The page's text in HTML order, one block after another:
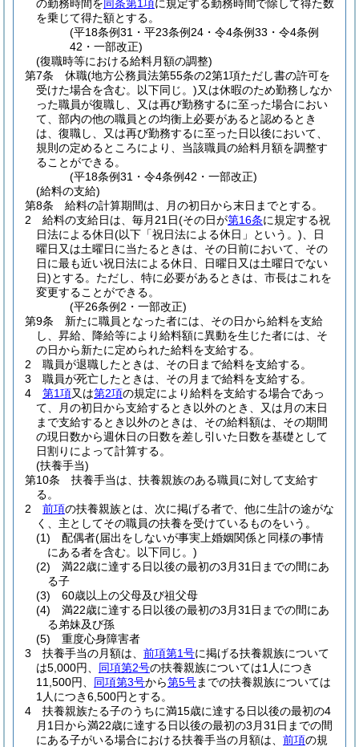
の勤務時間を同条第1項に規定する勤務時間で除して得た数
を乗じて得た額とする。
(平18条例31・平23条例24・令4条例33・令4条例
42・一部改正)
(復職時等における給料月額の調整)
第7条
休職(地方公務員法第55条の2第1項ただし書の許可を
受けた場合を含む。以下同じ。)又は休暇のため勤務しなか
った職員が復職し、又は再び勤務するに至った場合におい
て、部内の他の職員との均衡上必要があると認めるとき
は、復職し、又は再び勤務するに至った日以後において、
規則の定めるところにより、当該職員の給料月額を調整す
ることができる。
(平18条例31・令4条例42・一部改正)
(給料の支給)
第8条
給料の計算期間は、月の初日から末日までとする。
2
給料の支給日は、毎月21日(その日が第16条に規定する祝
日法による休日(以下「祝日法による休日」という。) 、日
曜日又は土曜日に当たるときは、その日前において、その
日に最も近い祝日法による休日、日曜日又は土曜日でない
日)とする。 ただし、特に必要があるときは、市長はこれを
変更することができる。
(平26条例2・一部改正)
第9条
新たに職員となった者には、その日から給料を支給
し、昇給、降給等により給料額に異動を生じた者には、そ
の日から新たに定められた給料を支給する。
2
職員が退職したときは、その日まで給料を支給する。
3
職員が死亡したときは、その月まで給料を支給する。
4
第1項又は第2項の規定により給料を支給する場合であっ
て、月の初日から支給するとき以外のとき、又は月の末日
まで支給するとき以外のときは、その給料額は、その期間
の現日数から週休日の日数を差し引いた日数を基礎として
日割りによって計算する。
(扶養手当)
第10条
扶養手当は、扶養親族のある職員に対して支給す
る。
2
前項の扶養親族とは、次に掲げる者で、他に生計の途がな
く、主としてその職員の扶養を受けているものをいう。
(1)
配偶者(届出をしないが事実上婚姻関係と同様の事情
にある者を含む。以下同じ。)
(2)
満22歳に達する日以後の最初の3月31日までの間にあ
る子
(3)
60歳以上の父母及び祖父母
(4)
満22歳に達する日以後の最初の3月31日までの間にあ
る弟妹及び孫
(5)
重度心身障害者
3
扶養手当の月額は、 前項第1号に掲げる扶養親族について
は5,000円、 同項第2号の扶養親族については1人につき
11,500円、 同項第3号から第5号までの扶養親族については
1人につき6,500円とする。
4
扶養親族たる子のうちに満15歳に達する日以後の最初の4
月1日から満22歳に達する日以後の最初の3月31日までの間
にある子がいる場合における扶養手当の月額は、 前項の規